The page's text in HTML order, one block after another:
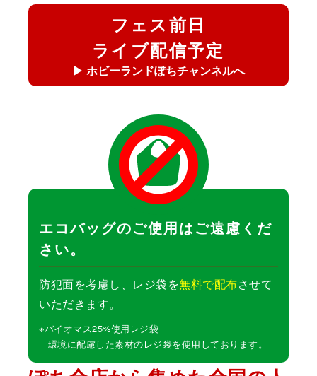
フェス前日
ライブ配信予定
▶ ホビーランドぽちチャンネルへ
エコバッグのご使用はご遠慮くだ
さい。
防犯面を考慮し、レジ袋を無料で配布させて
いただきます。
※バイオマス25%使用レジ袋
環境に配慮した素材のレジ袋を使用しております。